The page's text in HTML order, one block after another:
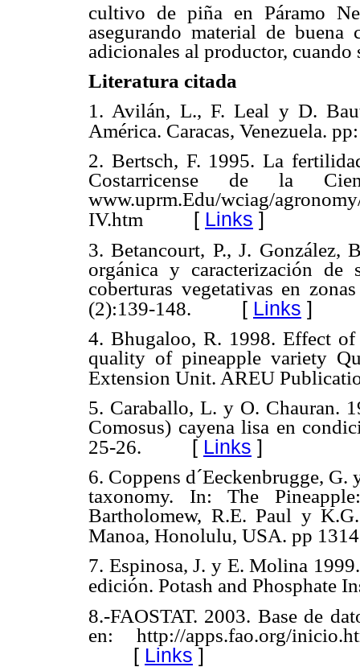
cultivo de piña en Páramo
asegurando material de buena
adicionales al productor, cuando
Literatura citada
1. Avilán, L., F. Leal y D.
América. Caracas, Venezuela.
2. Bertsch, F. 1995. La
Costarricense de la
www.uprm.Edu/wciag/
IV.htm [ Links ]
3. Betancourt, P., J. González,
orgánica y caracterización de
coberturas vegetativas en
(2):139-148. [ Links ]
4. Bhugaloo, R. 1998. Effect
quality of pineapple variety
Extension Unit. AREU
5. Caraballo, L. y O. Chauran.
Comosus) cayena lisa en
25-26. [ Links ]
6. Coppens d´Eeckenbrugge,
taxonomy. In: The
Bartholomew, R.E. Paul y
Manoa, Honolulu, USA. pp
7. Espinosa, J. y E. Molina
edición. Potash and Phosphate
8.-FAOSTAT. 2003. Base de
en: http://apps.fao.org/
[ Links ]